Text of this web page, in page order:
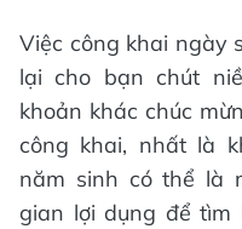
Việc công khai ngày
lại cho bạn chút
khoản khác chúc
công khai, nhất là
năm sinh có thể là
gian lợi dụng để tìm